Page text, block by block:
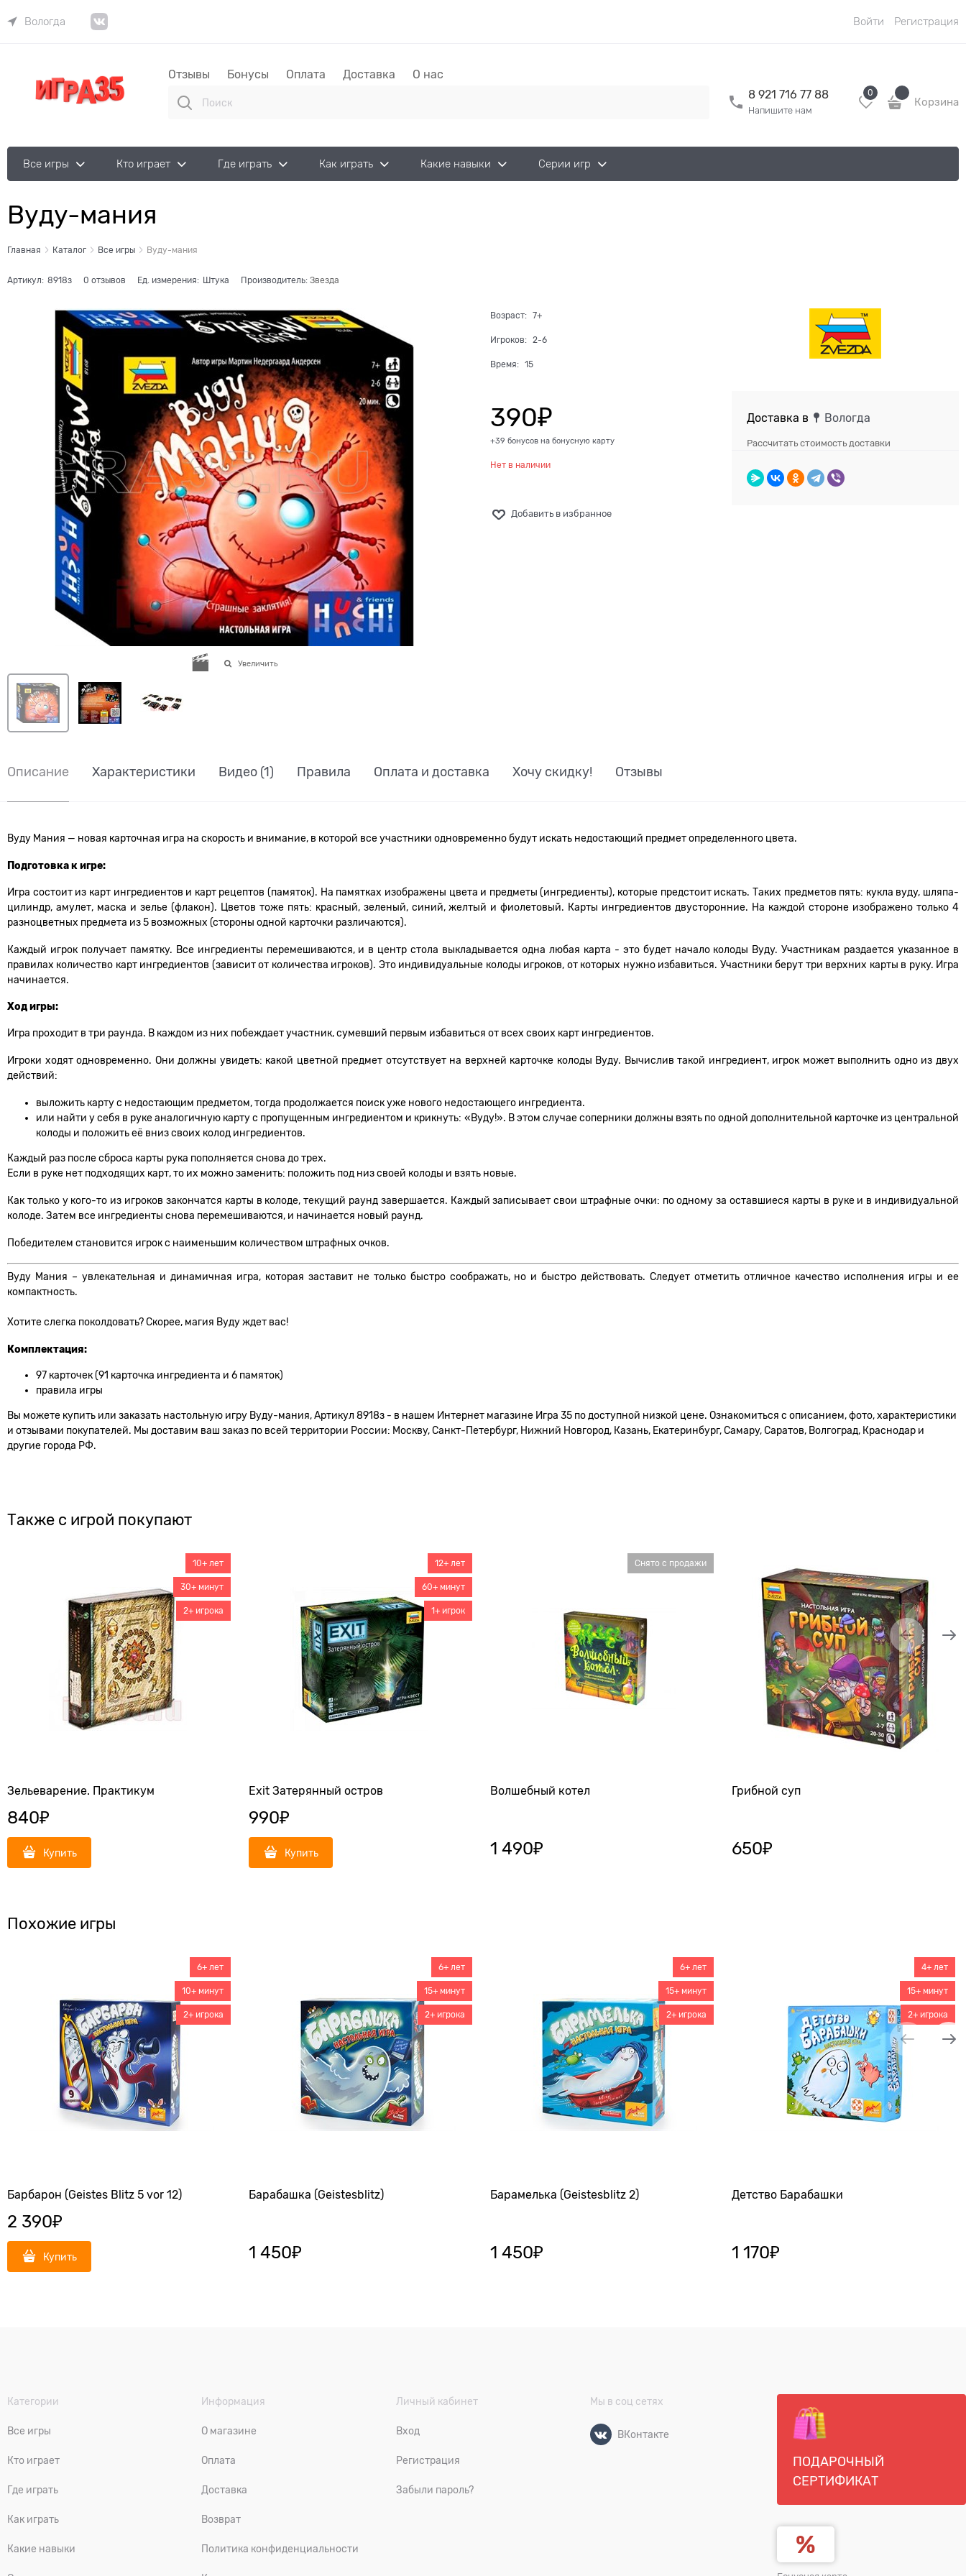
Вологда Войти Регистрация
Отзывы Бонусы Оплата Доставка
О нас
8 921 716 77 88
Напишите нам
0
Корзина
Все игры Кто играет Где играть Как играть Какие навыки Серии игр
Вуду-мания
Главная Каталог Все игры Вуду-мания
Артикул: 8918з 0 отзывов Ед. измерения: Штука Производитель: Звезда
Увеличить
Возраст: 7+
Игроков: 2-6
Время: 15
390₽
+39 бонусов на бонусную карту
Нет в наличии
Добавить в избранное
Доставка в Вологда
Рассчитать стоимость доставки
Описание Характеристики Видео (1) Правила Оплата и доставка Хочу скидку! Отзывы
Вуду Мания — новая карточная игра на скорость и внимание, в которой все участники одновременно будут искать недостающий предмет определенного цвета.
Подготовка к игре:
Игра состоит из карт ингредиентов и карт рецептов (памяток). На памятках изображены цвета и предметы (ингредиенты), которые предстоит искать. Таких предметов пять: кукла вуду, шляпа-
цилиндр, амулет, маска и зелье (флакон). Цветов тоже пять: красный, зеленый, синий, желтый и фиолетовый. Карты ингредиентов двусторонние. На каждой стороне изображено только 4
разноцветных предмета из 5 возможных (стороны одной карточки различаются).
Каждый игрок получает памятку. Все ингредиенты перемешиваются, и в центр стола выкладывается одна любая карта - это будет начало колоды Вуду. Участникам раздается указанное в
правилах количество карт ингредиентов (зависит от количества игроков). Это индивидуальные колоды игроков, от которых нужно избавиться. Участники берут три верхних карты в руку. Игра
начинается.
Ход игры:
Игра проходит в три раунда. В каждом из них побеждает участник, сумевший первым избавиться от всех своих карт ингредиентов.
Игроки ходят одновременно. Они должны увидеть: какой цветной предмет отсутствует на верхней карточке колоды Вуду. Вычислив такой ингредиент, игрок может выполнить одно из двух
действий:
выложить карту с недостающим предметом, тогда продолжается поиск уже нового недостающего ингредиента.
или найти у себя в руке аналогичную карту с пропущенным ингредиентом и крикнуть: «Вуду!». В этом случае соперники должны взять по одной дополнительной карточке из центральной
колоды и положить её вниз своих колод ингредиентов.
Каждый раз после сброса карты рука пополняется снова до трех.
Если в руке нет подходящих карт, то их можно заменить: положить под низ своей колоды и взять новые.
Как только у кого-то из игроков закончатся карты в колоде, текущий раунд завершается. Каждый записывает свои штрафные очки: по одному за оставшиеся карты в руке и в индивидуальной
колоде. Затем все ингредиенты снова перемешиваются, и начинается новый раунд.
Победителем становится игрок с наименьшим количеством штрафных очков.
Вуду Мания – увлекательная и динамичная игра, которая заставит не только быстро соображать, но и быстро действовать. Следует отметить отличное качество исполнения игры и ее
компактность.
Хотите слегка поколдовать? Скорее, магия Вуду ждет вас!
Комплектация:
97 карточек (91 карточка ингредиента и 6 памяток)
правила игры
Вы можете купить или заказать настольную игру Вуду-мания, Артикул 8918з - в нашем Интернет магазине Игра 35 по доступной низкой цене. Ознакомиться с описанием, фото, характеристики
и отзывами покупателей. Мы доставим ваш заказ по всей территории России: Москву, Санкт-Петербург, Нижний Новгород, Казань, Екатеринбург, Самару, Саратов, Волгоград, Краснодар и
другие города РФ.
Также с игрой покупают
Зельеварение. Практикум
10+ лет
30+ минут
2+ игрока
840₽
Купить
Exit Затерянный остров
12+ лет
60+ минут
1+ игрок
990₽
Купить
Волшебный котел
Снято с продажи
1 490₽
Грибной суп
650₽
Похожие игры
Барбарон (Geistes Blitz 5 vor 12)
6+ лет
10+ минут
2+ игрока
2 390₽
Купить
Барабашка (Geistesblitz)
6+ лет
15+ минут
2+ игрока
1 450₽
Барамелька (Geistesblitz 2)
6+ лет
15+ минут
2+ игрока
1 450₽
Детство Барабашки
4+ лет
15+ минут
2+ игрока
1 170₽
Категории
Все игры
Кто играет
Где играть
Как играть
Какие навыки
Информация
О магазине
Оплата
Доставка
Возврат
Политика конфиденциальности
Личный кабинет
Вход
Регистрация
Забыли пароль?
Мы в соц сетях
ВКонтакте
ПОДАРОЧНЫЙ
СЕРТИФИКАТ